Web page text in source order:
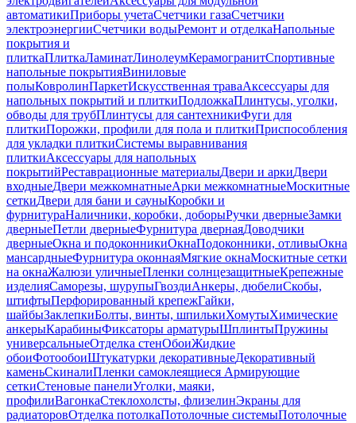
автоматикиПриборы учетаСчетчики газаСчетчики
электроэнергииСчетчики водыРемонт и отделкаНапольные
покрытия и
плиткаПлиткаЛаминатЛинолеумКерамогранитСпортивные
напольные покрытияВиниловые
полыКовролинПаркетИскусственная траваАксессуары для
напольных покрытий и плиткиПодложкаПлинтусы, уголки,
обводы для трубПлинтусы для сантехникиФуги для
плиткиПорожки, профили для пола и плиткиПриспособления
для укладки плиткиСистемы выравнивания
плиткиАксессуары для напольных
покрытийРеставрационные материалыДвери и аркиДвери
входныеДвери межкомнатныеАрки межкомнатныеМоскитные
сеткиДвери для бани и сауныКоробки и
фурнитураНаличники, коробки, доборыРучки дверныеЗамки
дверныеПетли дверныеФурнитура двернаяДоводчики
дверныеОкна и подоконникиОкнаПодоконники, отливыОкна
мансардныеФурнитура оконнаяМягкие окнаМоскитные сетки
на окнаЖалюзи уличныеПленки солнцезащитныеКрепежные
изделияСаморезы, шурупыГвоздиАнкеры, дюбелиСкобы,
штифтыПерфорированный крепежГайки,
шайбыЗаклепкиБолты, винты, шпилькиХомутыХимические
анкерыКарабиныФиксаторы арматурыШплинтыПружины
универсальныеОтделка стенОбоиЖидкие
обоиФотообоиШтукатурки декоративныеДекоративный
каменьСкиналиПленки самоклеящиеся Армирующие
сеткиСтеновые панелиУголки, маяки,
профилиВагонкаСтеклохолсты, флизелинЭкраны для
радиаторовОтделка потолкаПотолочные системыПотолочные